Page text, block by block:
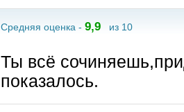
Средняя оценка - 9,9 из 10
Ты всё
показалось.